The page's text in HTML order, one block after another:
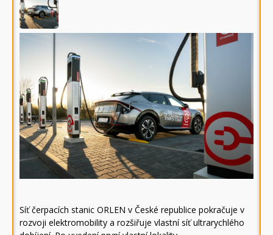
Síť čerpacích stanic ORLEN v České republice pokračuje v
rozvoji elektromobility a rozšiřuje vlastní síť ultrarychlého